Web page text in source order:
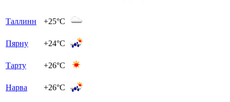
Таллинн +25°C
Пярну +24°C
Тарту +26°C
Нарва +26°C